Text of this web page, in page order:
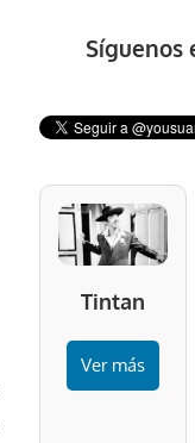
Síguenos
Tintan
Ver más